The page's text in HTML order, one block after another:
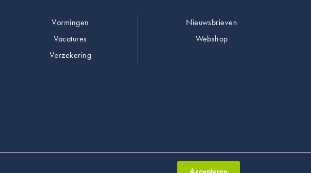
Vormingen
Vacatures
Verzekering
Nieuwsbrieven
Webshop